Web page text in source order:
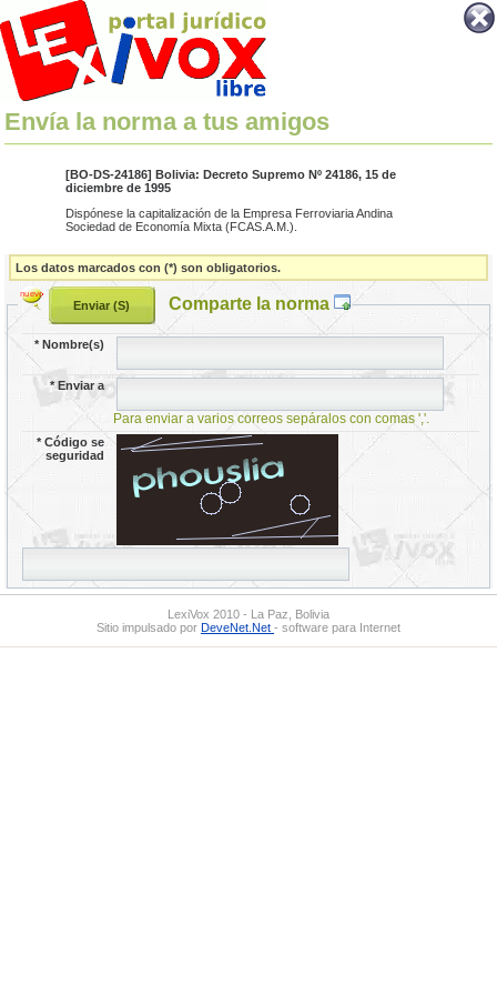
Envía la norma a tus amigos
[BO-DS-24186] Bolivia: Decreto Supremo Nº 24186, 15 de
diciembre de 1995
Dispónese la capitalización de la Empresa Ferroviaria Andina
Sociedad de Economía Mixta (FCAS.A.M.).
Los datos marcados con (*) son obligatorios.
Comparte la norma
*Nombre(s)
*Enviar a
Para enviar a varios correos sepáralos con comas ','.
*Código se
seguridad
LexiVox 2010 - La Paz, Bolivia
Sitio impulsado por DeveNet.Net - software para Internet